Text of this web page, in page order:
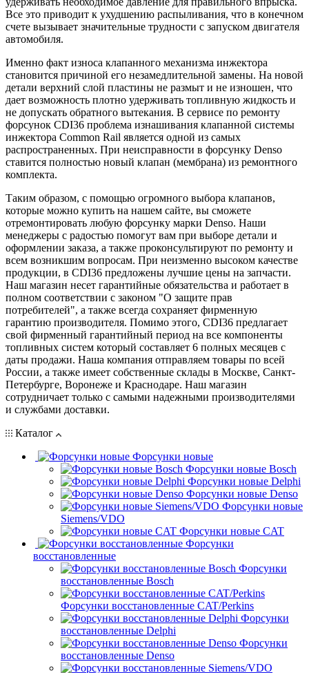
Все это приводит к ухудшению распыливания, что в конечном
счете вызывает значительные трудности с запуском двигателя
автомобиля.
Именно факт износа клапанного механизма инжектора
становится причиной его незамедлительной замены. На новой
детали верхний слой пластины не размыт и не изношен, что
дает возможность плотно удерживать топливную жидкость и
не допускать обратного вытекания. В сервисе по ремонту
форсунок CDI36 проблема изнашивания клапанной системы
инжектора Common Rail является одной из самых
распространенных. При неисправности в форсунку Denso
ставится полностью новый клапан (мембрана) из ремонтного
комплекта.
Таким образом, с помощью огромного выбора клапанов,
которые можно купить на нашем сайте, вы сможете
отремонтировать любую форсунку марки Denso. Наши
менеджеры с радостью помогут вам при выборе детали и
оформлении заказа, а также проконсультируют по ремонту и
всем возникшим вопросам. При неизменно высоком качестве
продукции, в CDI36 предложены лучшие цены на запчасти.
Наш магазин несет гарантийные обязательства и работает в
полном соответствии с законом "О защите прав
потребителей", а также всегда сохраняет фирменную
гарантию производителя. Помимо этого, CDI36 предлагает
свой фирменный гарантийный период на все компоненты
топливных систем который составляет 6 полных месяцев с
даты продажи. Наша компания отправляем товары по всей
России, а также имеет собственные склады в Москве, Санкт-
Петербурге, Воронеже и Краснодаре. Наш магазин
сотрудничает только с самыми надежными производителями
и службами доставки.
Каталог
Форсунки новые
Форсунки новые Bosch
Форсунки новые Delphi
Форсунки новые Denso
Форсунки новые
Siemens/VDO
Форсунки новые CAT
Форсунки
восстановленные
Форсунки
восстановленные Bosch
Форсунки восстановленные CAT/Perkins
Форсунки
восстановленные Delphi
Форсунки
восстановленные Denso